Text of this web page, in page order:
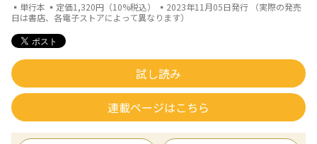
▪単行本 ▪定価1,320円（10%税込） ▪2023年11月05日発行 （実際の発売
日は書店、各電子ストアによって異なります）
試し読み
連載ページはこちら